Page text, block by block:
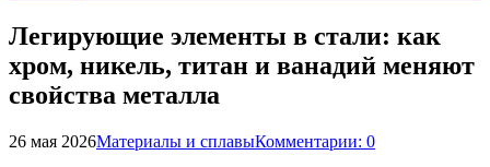
Легирующие элементы в стали: как
хром, никель, титан и ванадий меняют
свойства металла
26 мая 2026Материалы и сплавыКомментарии: 0